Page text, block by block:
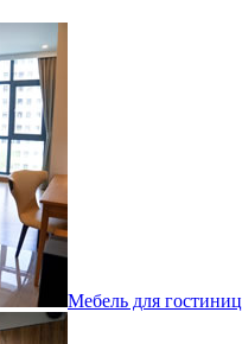
Мебель для гостиниц